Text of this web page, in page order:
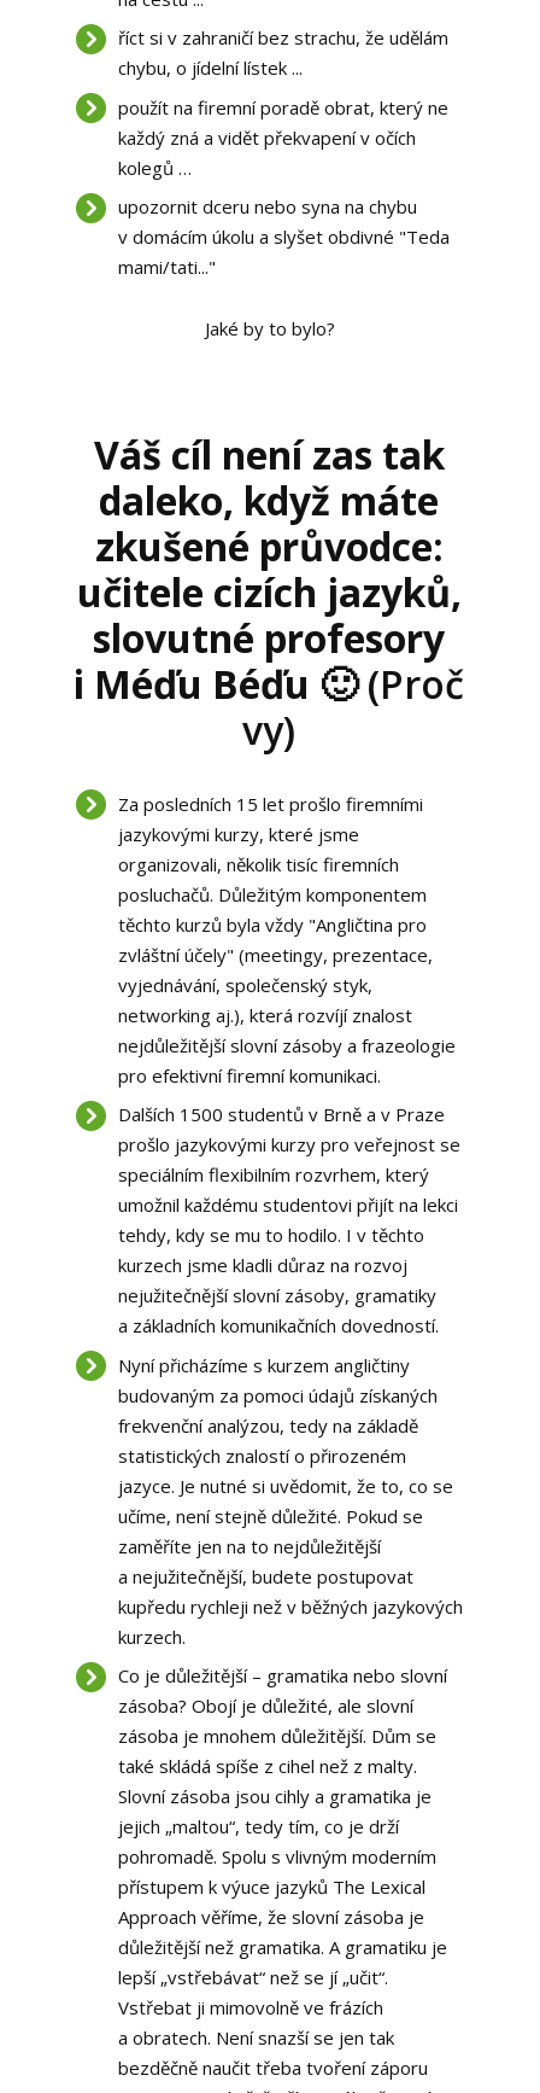
říct si v zahraničí bez strachu, že udělám
chybu, o jídelní lístek ...
použít na firemní poradě obrat, který ne
každý zná a vidět překvapení v očích
kolegů …
upozornit dceru nebo syna na chybu
v domácím úkolu a slyšet obdivné "Teda
mami/tati..."
Jaké by to bylo?
Váš cíl není zas tak
daleko, když máte
zkušené průvodce:
učitele cizích jazyků,
slovutné profesory
i Méďu Béďu 🙂(Proč
vy)
Za posledních 15 let prošlo firemními
jazykovými kurzy, které jsme
organizovali, několik tisíc firemních
posluchačů. Důležitým komponentem
těchto kurzů byla vždy "Angličtina pro
zvláštní účely" (meetingy, prezentace,
vyjednávání, společenský styk,
networking aj.), která rozvíjí znalost
nejdůležitější slovní zásoby a frazeologie
pro efektivní firemní komunikaci.
Dalších 1500 studentů v Brně a v Praze
prošlo jazykovými kurzy pro veřejnost se
speciálním flexibilním rozvrhem, který
umožnil každému studentovi přijít na lekci
tehdy, kdy se mu to hodilo. I v těchto
kurzech jsme kladli důraz na rozvoj
nejužitečnější slovní zásoby, gramatiky
a základních komunikačních dovedností.
Nyní přicházíme s kurzem angličtiny
budovaným za pomoci údajů získaných
frekvenční analýzou, tedy na základě
statistických znalostí o přirozeném
jazyce. Je nutné si uvědomit, že to, co se
učíme, není stejně důležité. Pokud se
zaměříte jen na to nejdůležitější
a nejužitečnější, budete postupovat
kupředu rychleji než v běžných jazykových
kurzech.
Co je důležitější – gramatika nebo slovní
zásoba? Obojí je důležité, ale slovní
zásoba je mnohem důležitější. Dům se
také skládá spíše z cihel než z malty.
Slovní zásoba jsou cihly a gramatika je
jejich „maltou“, tedy tím, co je drží
pohromadě. Spolu s vlivným moderním
přístupem k výuce jazyků The Lexical
Approach věříme, že slovní zásoba je
důležitější než gramatika. A gramatiku je
lepší „vstřebávat“ než se jí „učit“.
Vstřebat ji mimovolně ve frázích
a obratech. Není snazší se jen tak
bezděčně naučit třeba tvoření záporu